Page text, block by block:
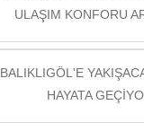
ULAŞIM KONFORU
BALIKLIGÖL'E
HAYATA